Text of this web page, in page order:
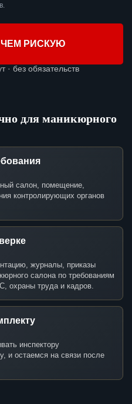
РИСКУЮ
· без обязательств
для маникюрного
салон, помещение,
контролирующих органов
журналы, приказы
салона по требованиям
охраны труда и кадров.
инспектору
и остаемся на связи после